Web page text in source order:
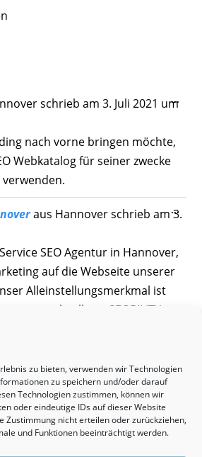
zu bieten, verwenden wir Technologien
zu speichern und/oder darauf
Technologien zustimmen, können wir
oder eindeutige IDs auf dieser Website
Zustimmung nicht erteilen oder zurückziehen,
und Funktionen beeinträchtigt werden.
schrieb am 3. Juli 2021 um
nach vorne bringen möchte,
Webkatalog für seiner zwecke
...
aus Hannoverschrieb am3.
SEO Agentur in Hannover,
auf die Webseite unserer
Alleinstellungsmerkmal ist
unverwechselbare SEOBILITY
SEOCHECK. 100% SEO -
mit anderen Agenturen! Wir
immer auf die erste Seite
...
und Gesellschaftsrecht
am3. Juli 2021 um 16:18
...